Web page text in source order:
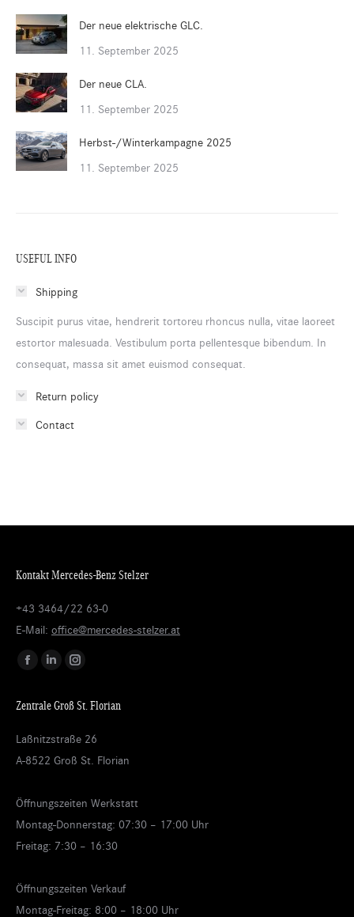
Der neue elektrische GLC.
11. September 2025
Der neue CLA.
11. September 2025
Herbst-/Winterkampagne 2025
11. September 2025
USEFUL INFO
Shipping
Suscipit purus vitae, hendrerit tortoreu rhoncus nulla, vitae laoreet
estortor malesuada. Vestibulum porta pellentesque bibendum. In
consequat, massa sit amet euismod consequat.
Return policy
Contact
Kontakt Mercedes-Benz Stelzer
+43 3464/22 63-0
E-Mail: office@mercedes-stelzer.at
Finden Sie uns auf:
Facebook
opens
in
Linkedin
opens
Instagram
opens
Zentrale Groß St. Florian
Laßnitzstraße 26
A-8522 Groß St. Florian
Öffnungszeiten Werkstatt
Montag-Donnerstag: 07:30 – 17:00 Uhr
Freitag: 7:30 – 16:30
Öffnungszeiten Verkauf
Montag-Freitag: 8:00 – 18:00 Uhr